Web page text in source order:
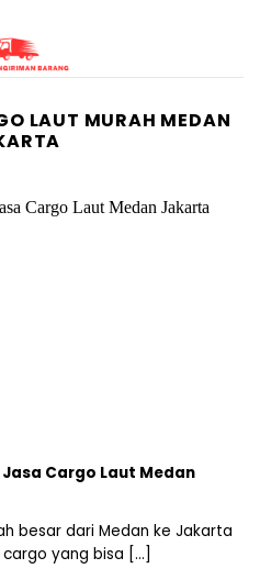
LAUT MURAH MEDAN
Cargo Laut Medan
besar dari Medan ke Jakarta
yang bisa [...]